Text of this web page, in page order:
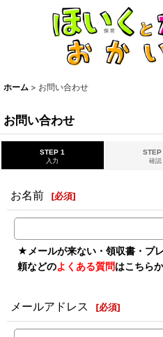
ホーム > お問い合わせ
お問い合わせ
STEP 1
入力
STEP
確認
お名前 [必須]
★ メールが来ない・領収書・プ
頼などのよくある質問はこちら
メールアドレス [必須]